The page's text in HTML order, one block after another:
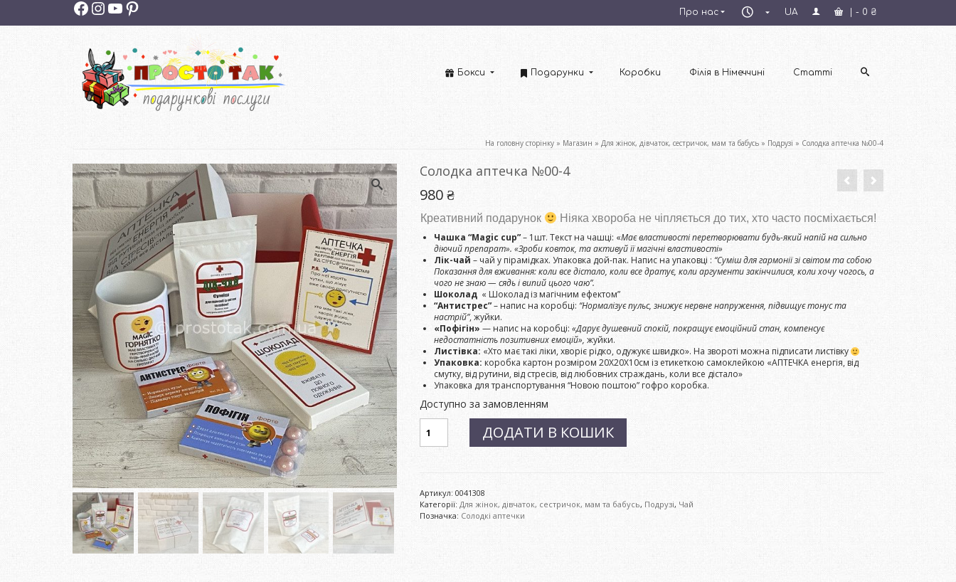
Про нас
Пн–
Пт
UA - 0 ₴
Facebook
Instagram
YouTube
Pinterest
Бокси Подарунки Коробки Філія в Німеччині Статті
На головну сторінку » Магазин » Для жінок, дівчаток, сестричок, мам та бабусь » Подрузі » Солодка аптечка №00-4
Солодка аптечка №00-4
980₴
Креативний подарунок
Ніяка хвороба не чіпляється до тих, хто часто посміхається!
Чашка “Magic cup”– 1шт. Текст на чашці: «Має властивості перетворювати будь-який напій на сильно
діючий препарат». «Зроби ковток, та активуй її магічні властивості»
Лік-чай – чай ​​у пірамідках. Упаковка дой-пак. Напис на упаковці : “Суміш для гармонії зі світом та собою
Показання для вживання: коли все дістало, коли все дратує, коли аргументи закінчилися, коли хочу чогось, а
чого не знаю — сядь і випий цього чаю”.
Шоколад « Шоколад із магічним ефектом”
“Антистрес”– напис на коробці: “Нормалізує пульс, знижує нервне напруження, підвищує тонус та
настрій”, жуйки.
«Пофігін» — напис на коробці: «Дарує душевний спокій, покращує емоційний стан, компенсує
недостатність позитивних емоцій», жуйки.
Листівка: «Хто має такі ліки, хворіє рідко, одужукє швидко». На звороті можна підписати листівку
Упаковка: коробка картон розміром 20Х20Х10см із етикеткою самоклейкою «АПТЕЧКА енергія, від
смутку, від рутини, від стресів, від любовних страждань, коли все дістало»
Упаковка для транспортування “Новою поштою” гофро коробка.
Доступно за замовленням
Солодка
аптечка
№00-
ДОДАТИ В КОШИК
Артикул: 0041308
Категорії: Для жінок, дівчаток, сестричок, мам та бабусь, Подрузі, Чай
Позначка: Солодкі аптечки